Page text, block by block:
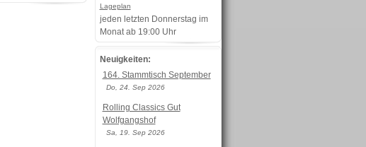
Lageplan
jeden letzten Donnerstag im
Monat ab 19:00 Uhr
Neuigkeiten:
164. Stammtisch September
Do, 24. Sep 2026
Rolling Classics Gut
Wolfgangshof
Sa, 19. Sep 2026